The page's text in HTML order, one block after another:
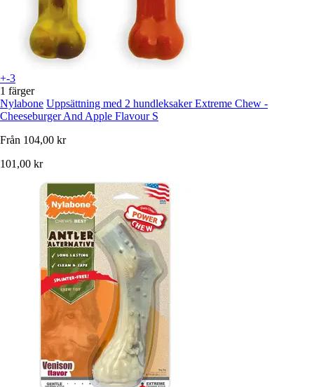
+-3
1 färger
Nylabone Uppsättning med 2 hundleksaker Extreme Chew -
Cheeseburger And Apple Flavour S
Från 104,00 kr
101,00 kr